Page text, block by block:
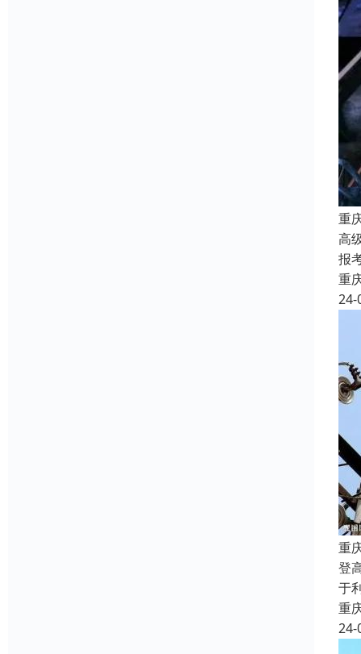
重
高
报
重
24-
重
登
于
重
24-